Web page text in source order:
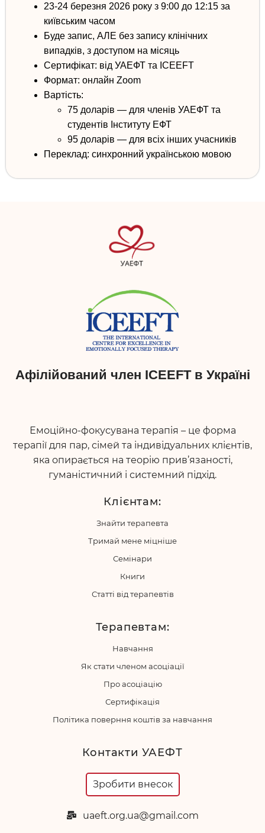
23-24 березня 2026 року з 9:00 до 12:15 за
київським часом
Буде запис, АЛЕ без запису клінічних
випадків, з доступом на місяць
Сертифікат: від УАЕФТ та ICEEFT
Формат: онлайн Zoom
Вартість:
75 доларів — для членів УАЕФТ та
студентів Інституту ЕФТ
95 доларів — для всіх інших учасників
Переклад: синхронний українською мовою
Афілійований член ICEEFT в Україні
Емоційно-фокусувана терапія – це форма
терапії для пар, сімей та індивідуальних клієнтів,
яка опирається на теорію прив’язаності,
гуманістичний і системний підхід.
Клієнтам:
Знайти терапевта
Тримай мене міцніше
Семінари
Книги
Статті від терапевтів
Терапевтам:
Навчання
Як стати членом асоціації
Про асоціацію
Сертифікація
Політика поверння коштів за навчання
Контакти УАЕФТ
Зробити внесок
uaeft.org.ua@gmail.com